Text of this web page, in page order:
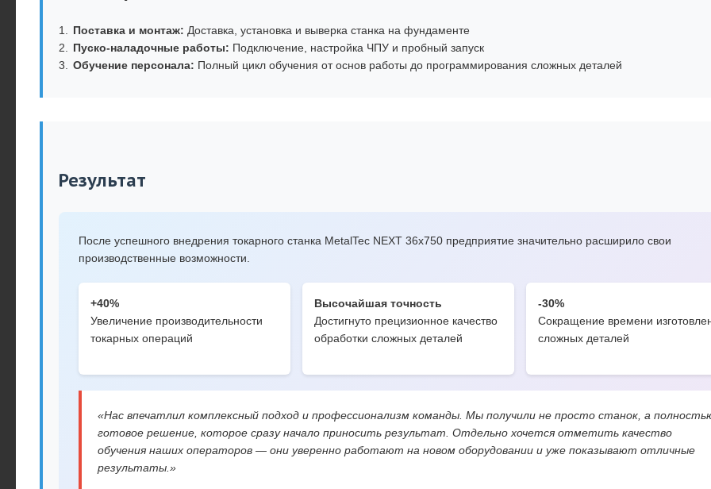
Поставка и монтаж: Доставка, установка и выверка станка на фундаменте
Пуско-наладочные работы: Подключение, настройка ЧПУ и пробный запуск
Обучение персонала: Полный цикл обучения от основ работы до программирования сложных деталей
Результат
После успешного внедрения токарного станка MetalTec NEXT 36x750 предприятие значительно расширило свои
производственные возможности.
+40%
Увеличение производительности
токарных операций
Высочайшая точность
Достигнуто прецизионное качество
обработки сложных деталей
-30%
Сокращение времени
сложных деталей
«Нас впечатлил комплексный подход и профессионализм команды. Мы получили не просто станок, а
готовое решение, которое сразу начало приносить результат. Отдельно хочется отметить качество
обучения наших операторов — они уверенно работают на новом оборудовании и уже показывают отличные
результаты.»